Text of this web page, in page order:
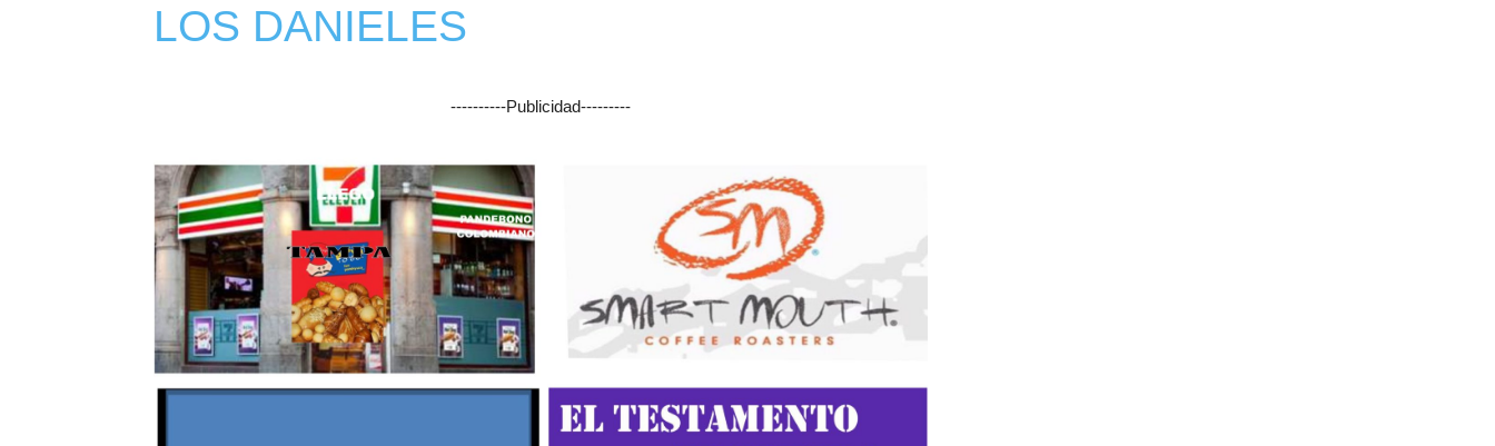
LOS DANIELES
----------Publicidad---------